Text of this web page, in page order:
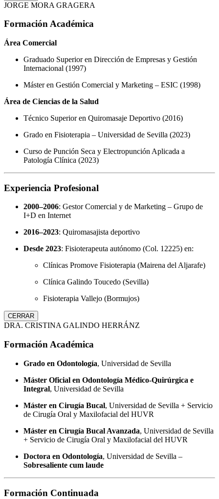
JORGE MORA GRAGERA
Formación Académica
Área Comercial
Graduado Superior en Dirección de Empresas y Gestión
Internacional (1997)
Máster en Gestión Comercial y Marketing – ESIC (1998)
Área de Ciencias de la Salud
Técnico Superior en Quiromasaje Deportivo (2016)
Grado en Fisioterapia – Universidad de Sevilla (2023)
Curso de Punción Seca y Electropunción Aplicada a
Patología Clínica (2023)
Experiencia Profesional
2000–2006: Gestor Comercial y de Marketing – Grupo de
I+D en Internet
2016–2023: Quiromasajista deportivo
Desde 2023: Fisioterapeuta autónomo (Col. 12225) en:
Clínicas Promove Fisioterapia (Mairena del Aljarafe)
Clínica Galindo Toucedo (Sevilla)
Fisioterapia Vallejo (Bormujos)
CERRAR
DRA. CRISTINA GALINDO HERRÁNZ
Formación Académica
Grado en Odontología, Universidad de Sevilla
Máster Oficial en Odontología Médico-Quirúrgica e
Integral, Universidad de Sevilla
Máster en Cirugía Bucal, Universidad de Sevilla + Servicio
de Cirugía Oral y Maxilofacial del HUVR
Máster en Cirugía Bucal Avanzada, Universidad de Sevilla
+ Servicio de Cirugía Oral y Maxilofacial del HUVR
Doctora en Odontología, Universidad de Sevilla –
Sobresaliente cum laude
Formación Continuada